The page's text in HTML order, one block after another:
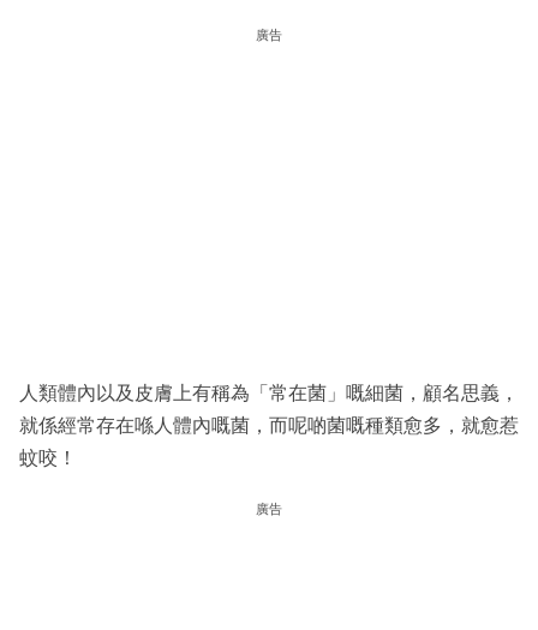
廣告
人類體內以及皮膚上有稱為「常在菌」嘅細菌，顧名思義，
就係經常存在喺人體內嘅菌，而呢啲菌嘅種類愈多，就愈惹
蚊咬！
廣告